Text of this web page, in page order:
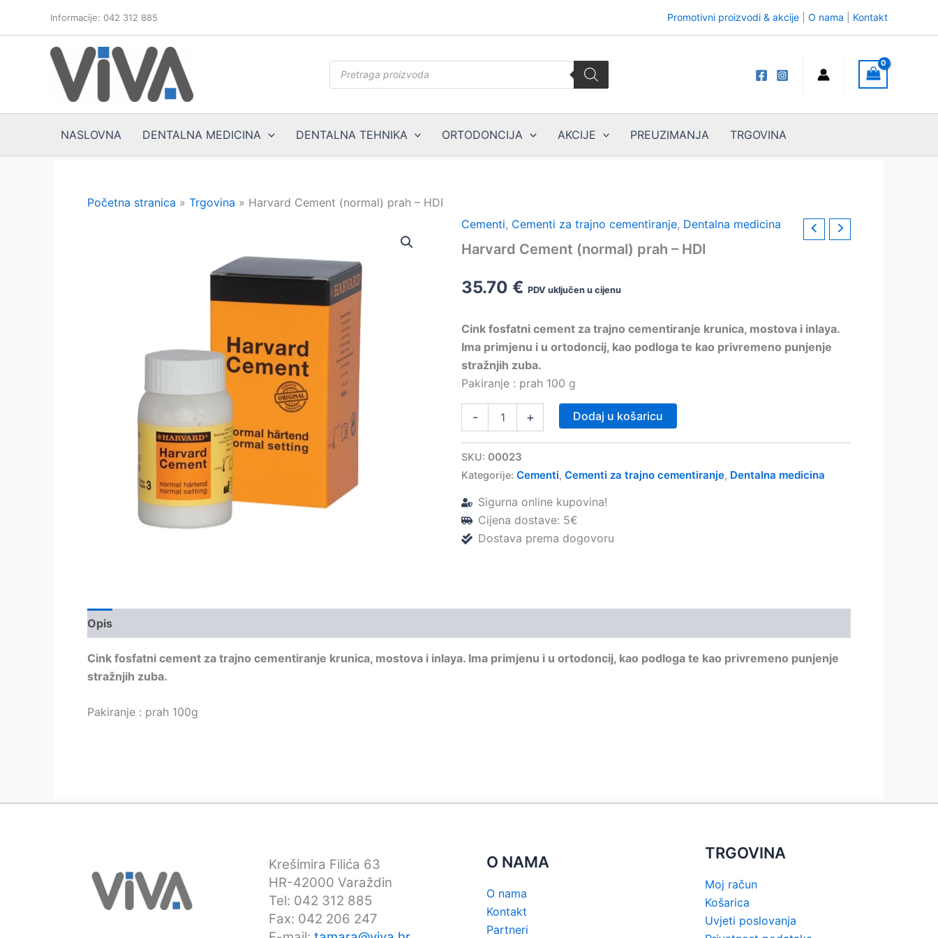
Informacije: 042 312 885 Promotivni proizvodi & akcije O nama Kontakt
search
NASLOVNA DENTALNA MEDICINA DENTALNA TEHNIKA ORTODONCIJA AKCIJE PREUZIMANJA TRGOVINA
Početna stranica » Trgovina » Harvard Cement (normal) prah – HDI
Cementi, Cementi za trajno cementiranje, Dentalna medicina
Harvard Cement (normal) prah – HDI
35.70€ PDV uključen u cijenu
Cink fosfatni cement za trajno cementiranje krunica, mostova i inlaya.
Ima primjenu i u ortodoncij, kao podloga te kao privremeno punjenje
stražnjih zuba.
Pakiranje : prah 100 g
-
prah
HDI
+ Dodaj u košaricu
SKU: 00023
Kategorije:Cementi,Cementi za trajno cementiranje, Dentalna medicina
Sigurna online kupovina!
Cijena dostave: 5€
Dostava prema dogovoru
Opis
Cink fosfatni cement za trajno cementiranje krunica, mostova i inlaya. Ima primjenu i u ortodoncij, kao podloga te kao privremeno punjenje
stražnjih zuba.
Pakiranje : prah 100g
Krešimira Filića 63
HR-42000 Varaždin
Tel: 042 312 885
Fax: 042 206 247
O NAMA
O nama
Kontakt
Partneri
TRGOVINA
Moj račun
Košarica
Uvjeti poslovanja